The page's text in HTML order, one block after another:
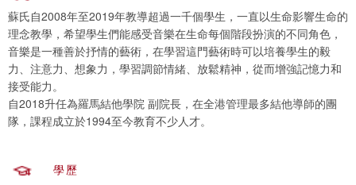
蘇氏自2008年至2019年教導超過一千個學生，一直以生命影響生命的
理念教學，希望學生們能感受音樂在生命每個階段扮演的不同角色，
音樂是一種善於抒情的藝術，在學習這門藝術時可以培養學生的毅
力、注意力、想象力，學習調節情緒、放鬆精神，從而增強記憶力和
接受能力。
自2018升任為羅馬結他學院 副院長，在全港管理最多結他導師的團
隊，課程成立於1994至今教育不少人才。
學歷